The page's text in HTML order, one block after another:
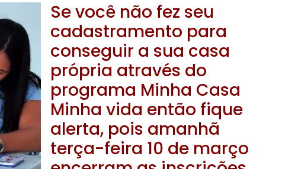
Se você não fez seu
cadastramento para
conseguir a sua casa
própria através do
programa Minha Casa
Minha vida então fique
alerta, pois amanhã
terça-feira 10 de março